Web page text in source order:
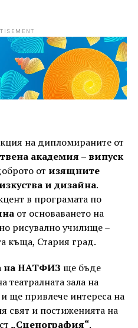
на дипломираните от
академия – випуск
от изящните
и дизайна.
в програмата по
от основаването на
рисувално училище –
къща, Стария град.
на НАТФИЗ ще бъде
театралната зала на
ще привлече интереса на
свят и постиженията на
„Сценография“.